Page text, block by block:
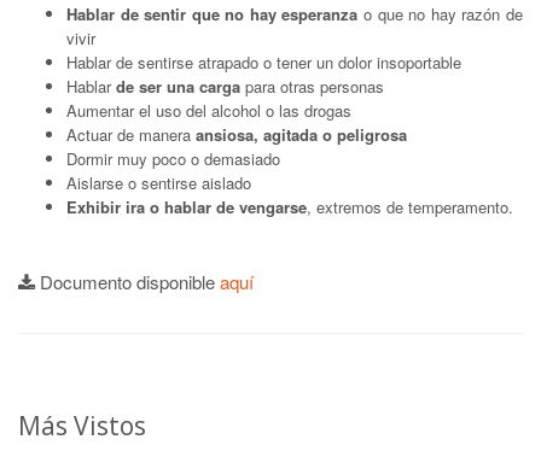
Hablar de sentir que no hay esperanzao que no hay razón de
vivir
Hablar de sentirse atrapado o tener un dolor insoportable
Hablarde ser una carga para otras personas
Aumentar el uso del alcohol o las drogas
Actuar de manera ansiosa, agitada o peligrosa
Dormir muy poco o demasiado
Aislarse o sentirse aislado
Exhibir ira o hablar de vengarse, extremos de temperamento.
Documento disponibleaquí
Más Vistos